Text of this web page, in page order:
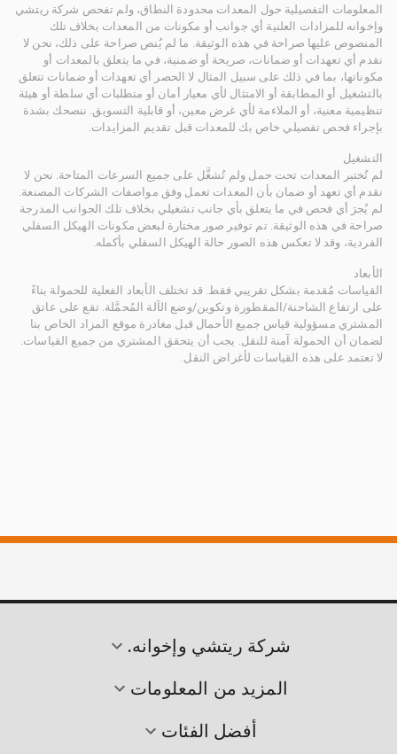
المعلومات التفصيلية حول المعدات محدودة النطاق، ولم تفحص شركة ريتشي
وإخوانه للمزادات العلنية أي جوانب أو مكونات من المعدات بخلاف تلك
المنصوص عليها صراحة في هذه الوثيقة. ما لم يُنص صراحة على ذلك، نحن لا
نقدم أي تعهدات أو ضمانات، صريحة أو ضمنية، في ما يتعلق بالمعدات أو
مكوناتها، بما في ذلك على سبيل المثال لا الحصر أي تعهدات أو ضمانات تتعلق
بالتشغيل أو المطابقة أو الامتثال لأي معيار أمان أو متطلبات أي سلطة أو هيئة
تنظيمية معنية، أو الملاءمة لأي غرض معين، أو قابلية التسويق. ننصحك بشدة
بإجراء فحص تفصيلي خاص بك للمعدات قبل تقديم المزايدات.
التشغيل
لم تُختبر المعدات تحت حمل ولم تُشغَّل على جميع السرعات المتاحة. نحن لا
نقدم أي تعهد أو ضمان بأن المعدات تعمل وفق مواصفات الشركات المصنعة.
لم يُجرَ أي فحص في ما يتعلق بأي جانب تشغيلي بخلاف تلك الجوانب المدرجة
صراحة في هذه الوثيقة. تم توفير صور مختارة لبعض مكونات الهيكل السفلي
الفردية، وقد لا تعكس هذه الصور حالة الهيكل السفلي بأكمله.
الأبعاد
القياسات مُقدمة بشكل تقريبي فقط. قد تختلف الأبعاد الفعلية للحمولة بناءً
على ارتفاع الشاحنة/المقطورة وتكوين/وضع الآلة المُحمَّلة. تقع على عاتق
المشتري مسؤولية قياس جميع الأحمال قبل مغادرة موقع المزاد الخاص بنا
لضمان أن الحمولة آمنة للنقل. يجب أن يتحقق المشتري من جميع القياسات.
لا تعتمد على هذه القياسات لأغراض النقل.
شركة ريتشي وإخوانه.
المزيد من المعلومات
أفضل الفئات